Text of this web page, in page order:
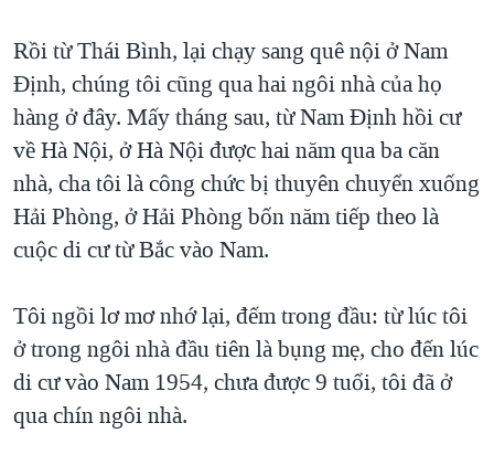
Rồi từ Thái Bình, lại chạy sang quê nội ở Nam
Định, chúng tôi cũng qua hai ngôi nhà của họ
hàng ở đây. Mấy tháng sau, từ Nam Định hồi cư
về Hà Nội, ở Hà Nội được hai năm qua ba căn
nhà, cha tôi là công chức bị thuyên chuyển xuống
Hải Phòng, ở Hải Phòng bốn năm tiếp theo là
cuộc di cư từ Bắc vào Nam.
Tôi ngồi lơ mơ nhớ lại, đếm trong đầu: từ lúc tôi
ở trong ngôi nhà đầu tiên là bụng mẹ, cho đến lúc
di cư vào Nam 1954, chưa được 9 tuổi, tôi đã ở
qua chín ngôi nhà.